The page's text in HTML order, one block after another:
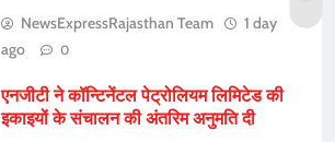
NewsExpressRajasthan Team
1 day
ago
0
एनजीटी ने कॉन्टिनेंटल पेट्रोलियम लिमिटेड की
इकाइयों के संचालन की अंतरिम अनुमति दी